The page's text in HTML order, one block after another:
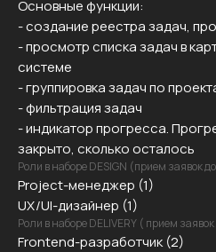
Основные функции:
- создание реестра задач,
- просмотр списка задач в
системе
- группировка задач по
- фильтрация задач
- индикатор прогресса.
закрыто, сколько осталось
Роли в наборе DESIGN (прием заявок
Project-менеджер (1)
UX/UI-дизайнер (1)
Роли в наборе DELIVERY ( прием
Frontend-разработчик (2)